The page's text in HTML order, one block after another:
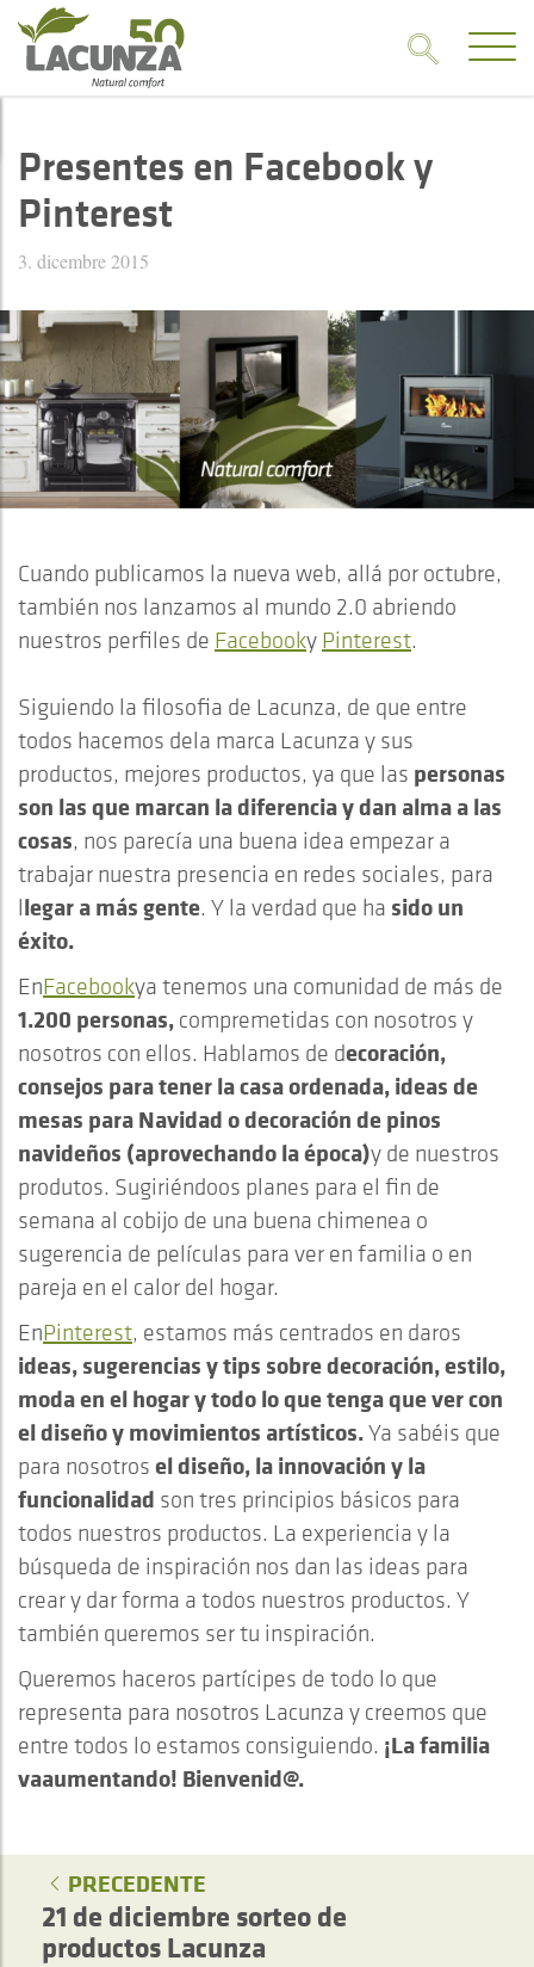
Presentes en Facebook y
Pinterest
3. dicembre 2015
Cuando publicamos la nueva web, allá por octubre,
también nos lanzamos al mundo 2.0 abriendo
nuestros perfiles de Facebooky Pinterest.
Siguiendo la filosofia de Lacunza, de que entre
todos hacemos dela marca Lacunza y sus
productos, mejores productos, ya que las personas
son las que marcan la diferencia y dan alma a las
cosas, nos parecía una buena idea empezar a
trabajar nuestra presencia en redes sociales, para
llegar a más gente. Y la verdad que ha sido un
éxito.
EnFacebookya tenemos una comunidad de más de
1.200 personas, compremetidas con nosotros y
nosotros con ellos. Hablamos de decoración,
consejos para tener la casa ordenada, ideas de
mesas para Navidad o decoración de pinos
navideños (aprovechando la época)y de nuestros
produtos. Sugiriéndoos planes para el fin de
semana al cobijo de una buena chimenea o
sugerencia de películas para ver en familia o en
pareja en el calor del hogar.
EnPinterest, estamos más centrados en daros
ideas, sugerencias y tips sobre decoración, estilo,
moda en el hogar y todo lo que tenga que ver con
el diseño y movimientos artísticos.Ya sabéis que
para nosotros el diseño, la innovación y la
funcionalidad son tres principios básicos para
todos nuestros productos. La experiencia y la
búsqueda de inspiración nos dan las ideas para
crear y dar forma a todos nuestros productos. Y
también queremos ser tu inspiración.
Queremos haceros partícipes de todo lo que
representa para nosotros Lacunza y creemos que
entre todos lo estamos consiguiendo. ¡La familia
vaaumentando! Bienvenid@.
PRECEDENTE
21 de diciembre sorteo de
productos Lacunza